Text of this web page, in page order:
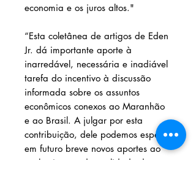
economia e os juros altos."
“Esta coletânea de artigos de Eden
Jr. dá importante aporte à
inarredável, necessária e inadiável
tarefa do incentivo à discussão
informada sobre os assuntos
econômicos conexos ao Maranhão
e ao Brasil. A julgar por esta
contribuição, dele podemos esperar
em futuro breve novos aportes ao
conhecimento da realidade do